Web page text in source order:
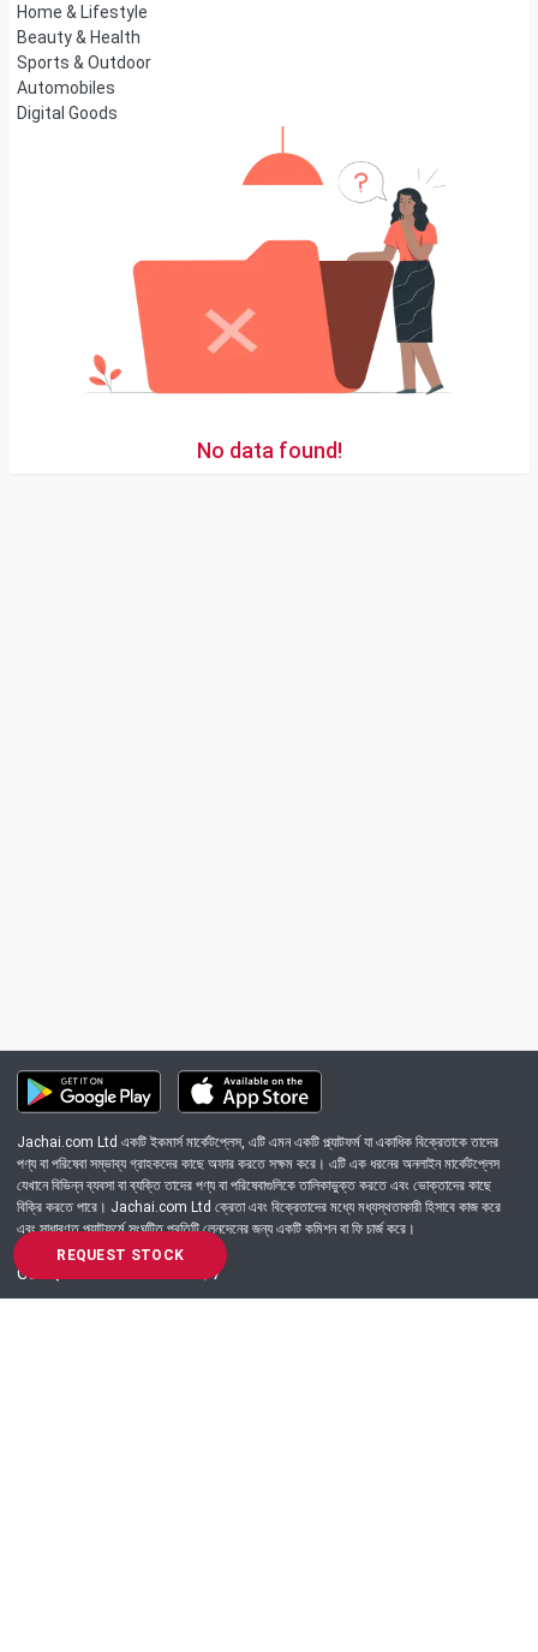
REQUEST STOCK
Home & Lifestyle
Beauty & Health
Sports & Outdoor
Automobiles
Digital Goods
No data found!
Jachai.com Ltd একটি ইকমার্স মার্কেটপ্লেস, এটি এমন একটি প্ল্যাটফর্ম যা একাধিক বিক্রেতাকে তাদের
পণ্য বা পরিষেবা সম্ভাব্য গ্রাহকদের কাছে অফার করতে সক্ষম করে। এটি এক ধরনের অনলাইন মার্কেটপ্লেস
যেখানে বিভিন্ন ব্যবসা বা ব্যক্তি তাদের পণ্য বা পরিষেবাগুলিকে তালিকাভুক্ত করতে এবং ভোক্তাদের কাছে
বিক্রি করতে পারে। Jachai.com Ltd ক্রেতা এবং বিক্রেতাদের মধ্যে মধ্যস্থতাকারী হিসাবে কাজ করে
এবং সাধারণত প্ল্যাটফর্মে সংঘটিত প্রতিটি লেনদেনের জন্য একটি কমিশন বা ফি চার্জ করে।
Got Question? Call us 24/7